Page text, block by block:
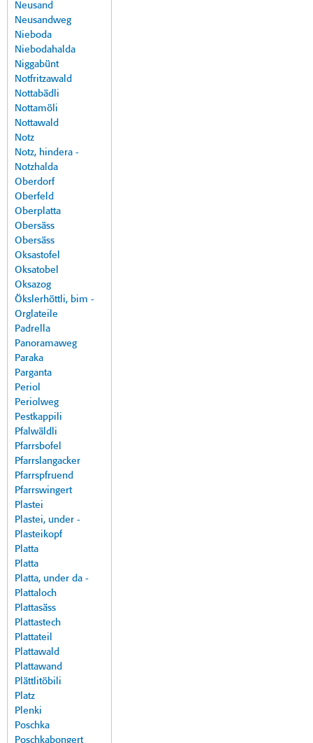
Neusand
Neusandweg
Nieboda
Niebodahalda
Niggabünt
Notfritzawald
Nottabädli
Nottamöli
Nottawald
Notz
Notz, hindera -
Notzhalda
Oberdorf
Oberfeld
Oberplatta
Obersäss
Obersäss
Oksastofel
Oksatobel
Oksazog
Ökslerhöttli, bim -
Orglateile
Padrella
Panoramaweg
Paraka
Parganta
Periol
Periolweg
Pestkappili
Pfalwäldli
Pfarrsbofel
Pfarrslangacker
Pfarrspfruend
Pfarrswingert
Plastei
Plastei, under -
Plasteikopf
Platta
Platta
Platta, under da -
Plattaloch
Plattasäss
Plattastech
Plattateil
Plattawald
Plattawand
Plättlitöbili
Platz
Plenki
Poschka
Poschkabongert